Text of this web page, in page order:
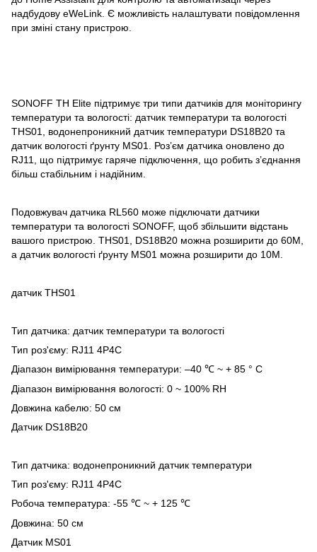
надбудову eWeLink. Є можливість налаштувати повідомлення
при зміні стану пристрою.
SONOFF TH Elite підтримує три типи датчиків для моніторингу
температури та вологості: датчик температури та вологості
THS01, водонепроникний датчик температури DS18B20 та
датчик вологості ґрунту MS01. Роз’єм датчика оновлено до
RJ11, що підтримує гаряче підключення, що робить з’єднання
більш стабільним і надійним.
Подовжувач датчика RL560 може підключати датчики
температури та вологості SONOFF, щоб збільшити відстань
вашого пристрою. THS01, DS18B20 можна розширити до 60M,
а датчик вологості ґрунту MS01 можна розширити до 10M.
датчик THS01
Тип датчика: датчик температури та вологості
Тип роз'єму: RJ11 4P4C
Діапазон вимірювання температури: –40 ℃ ~ + 85 ° C
Діапазон вимірювання вологості: 0 ~ 100% RH
Довжина кабелю: 50 см
Датчик DS18B20
Тип датчика: водонепроникний датчик температури
Тип роз'єму: RJ11 4P4C
Робоча температура: -55 ℃ ~ + 125 ℃
Довжина: 50 см
Датчик MS01